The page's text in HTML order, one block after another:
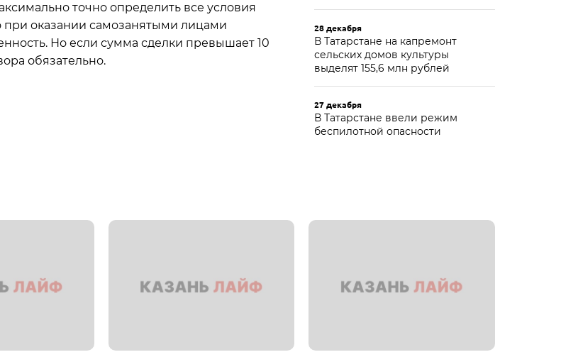
точно определить все условия
при оказании самозанятыми лицами
Но если сумма сделки превышает 10
обязательно.
28 декабря
В Татарстане на капремонт
сельских домов культуры
выделят 155,6 млн рублей
27 декабря
В Татарстане ввели режим
беспилотной опасности